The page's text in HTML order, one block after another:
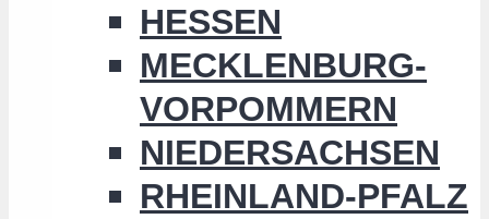
HESSEN
MECKLENBURG-
VORPOMMERN
NIEDERSACHSEN
RHEINLAND-PFALZ